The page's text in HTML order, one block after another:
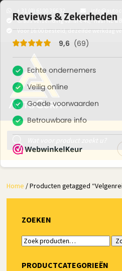
Gratis verzending vanaf € 40,- naar NL & BE
Voor 16:00 besteld, dezelfde werkdag
Producten
Home / Producten getagged
ZOEKEN
Zoeken
PRODUCTCATEGORIEËN